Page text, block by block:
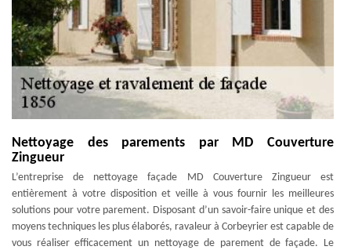
Nettoyage des parements par MD Couverture
Zingueur
L’entreprise de nettoyage façade MD Couverture Zingueur est
entièrement à votre disposition et veille à vous fournir les meilleures
solutions pour votre parement. Disposant d’un savoir-faire unique et des
moyens techniques les plus élaborés, ravaleur à Corbeyrier est capable de
vous réaliser efficacement un nettoyage de parement de façade. Le